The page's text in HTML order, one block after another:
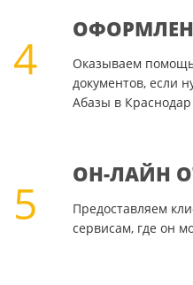
4
Оказываем
документов, если
Абазы в Краснодар
5
ОН-ЛАЙН
Предоставляем
сервисам, где он